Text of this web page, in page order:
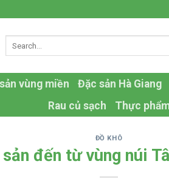
vùng miền Đặc sản Hà Giang
Rau củ sạch
Thực
ĐỒ KHÔ
đến từ vùng núi